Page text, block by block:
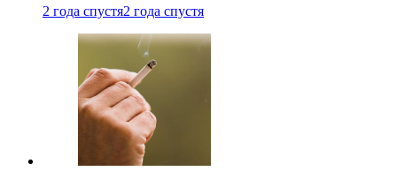
2 года спустя2 года спустя